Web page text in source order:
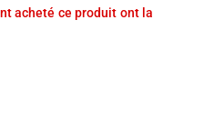
acheté ce produit ont la